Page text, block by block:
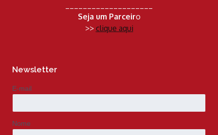
Seja um Parceiro
>> clique aqui
Newsletter
E-mail
Nome